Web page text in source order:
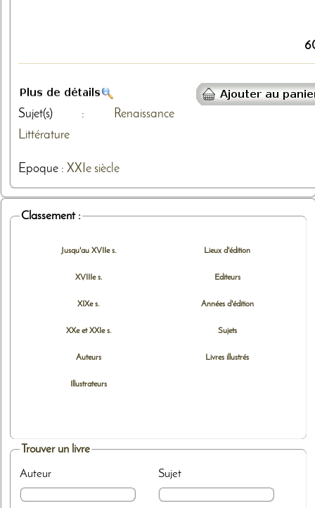
Sujet(s) :
Renaissance
Littérature
Epoque : XXIe siècle
Classement :
Jusqu'au XVIIe s.
XVIIIe s.
XIXe s.
XXe et XXIe s.
Auteurs
Illustrateurs
Lieux d'édition
Editeurs
Années d'édition
Sujets
Livres illustrés
Trouver un livre
Auteur Sujet